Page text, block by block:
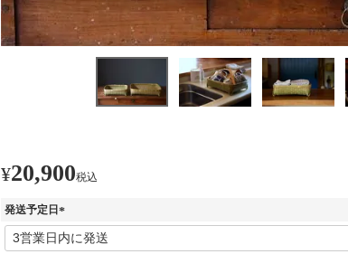
¥20,900税込
発送予定日
(
必